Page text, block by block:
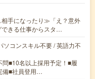
手になったり≫「え？意外
できる仕事からスタ…
ソコンスキル不要 / 英語力不
■10名以上採用予定！■履
備■社員登用…